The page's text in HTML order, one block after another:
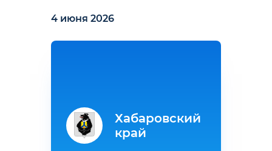
4 июня 2026
Хабаровский
край